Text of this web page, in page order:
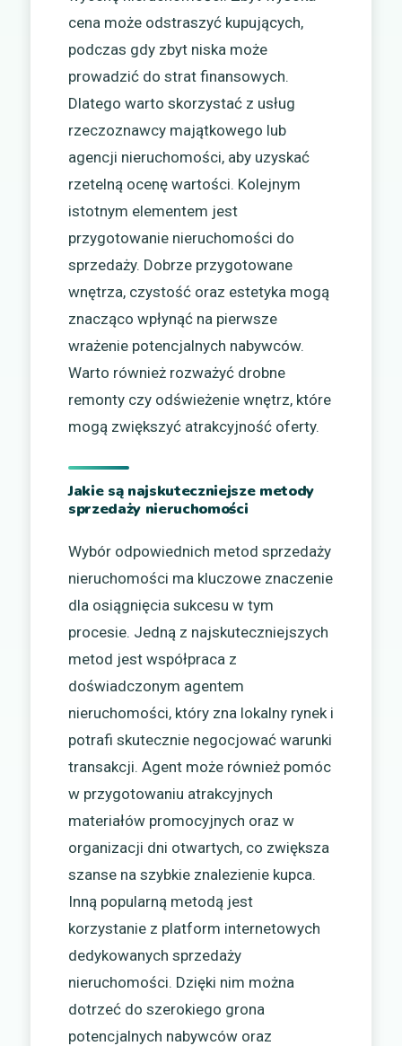
cena może odstraszyć kupujących,
podczas gdy zbyt niska może
prowadzić do strat finansowych.
Dlatego warto skorzystać z usług
rzeczoznawcy majątkowego lub
agencji nieruchomości, aby uzyskać
rzetelną ocenę wartości. Kolejnym
istotnym elementem jest
przygotowanie nieruchomości do
sprzedaży. Dobrze przygotowane
wnętrza, czystość oraz estetyka mogą
znacząco wpłynąć na pierwsze
wrażenie potencjalnych nabywców.
Warto również rozważyć drobne
remonty czy odświeżenie wnętrz, które
mogą zwiększyć atrakcyjność oferty.
Jakie są najskuteczniejsze metody
sprzedaży nieruchomości
Wybór odpowiednich metod sprzedaży
nieruchomości ma kluczowe znaczenie
dla osiągnięcia sukcesu w tym
procesie. Jedną z najskuteczniejszych
metod jest współpraca z
doświadczonym agentem
nieruchomości, który zna lokalny rynek i
potrafi skutecznie negocjować warunki
transakcji. Agent może również pomóc
w przygotowaniu atrakcyjnych
materiałów promocyjnych oraz w
organizacji dni otwartych, co zwiększa
szanse na szybkie znalezienie kupca.
Inną popularną metodą jest
korzystanie z platform internetowych
dedykowanych sprzedaży
nieruchomości. Dzięki nim można
dotrzeć do szerokiego grona
potencjalnych nabywców oraz